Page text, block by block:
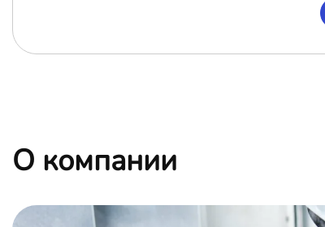
О компании